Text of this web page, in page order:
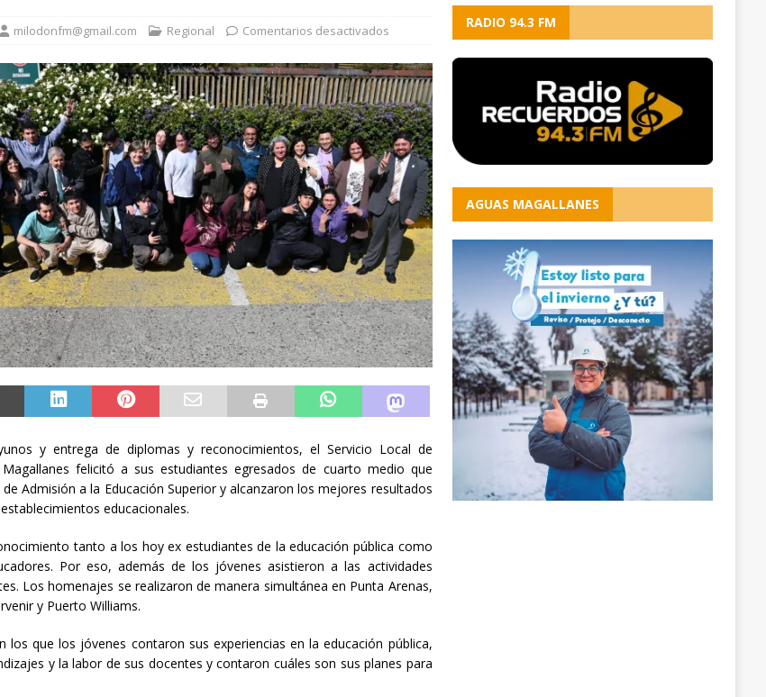
milodonfm@gmail.com Regional Comentarios desactivados
y entrega de diplomas y reconocimientos, el Servicio Local de
Magallanes felicitó a sus estudiantes egresados de cuarto medio que
Admisión a la Educación Superior y alcanzaron los mejores resultados
educacionales.
tanto a los hoy ex estudiantes de la educación pública como
Por eso, además de los jóvenes asistieron a las actividades
Los homenajes se realizaron de manera simultánea en Punta Arenas,
y Puerto Williams.
los que los jóvenes contaron sus experiencias en la educación pública,
y la labor de sus docentes y contaron cuáles son sus planes para
RADIO 94.3 FM
AGUAS MAGALLANES